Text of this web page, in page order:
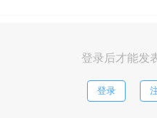
登录后才能发
登录